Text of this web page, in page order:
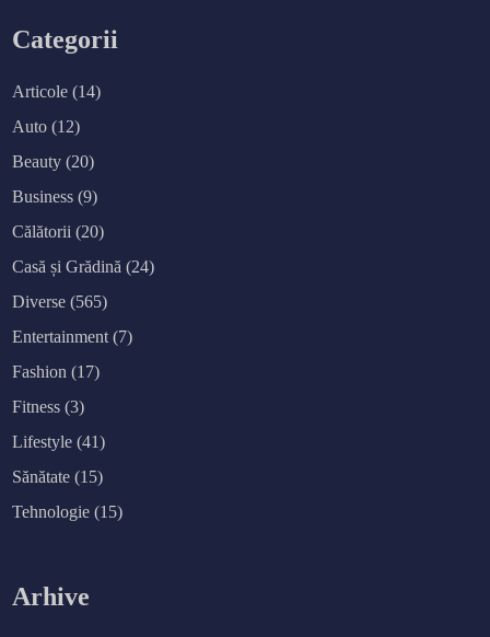
Categorii
Articole (14)
Auto (12)
Beauty (20)
Business (9)
Călătorii (20)
Casă și Grădină (24)
Diverse (565)
Entertainment (7)
Fashion (17)
Fitness (3)
Lifestyle (41)
Sănătate (15)
Tehnologie (15)
Arhive